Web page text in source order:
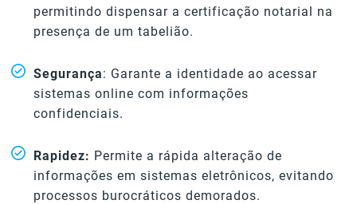
permitindo dispensar a certificação notarial na
presença de um tabelião.
Segurança: Garante a identidade ao acessar
sistemas online com informações
confidenciais.
Rapidez: Permite a rápida alteração de
informações em sistemas eletrônicos, evitando
processos burocráticos demorados.